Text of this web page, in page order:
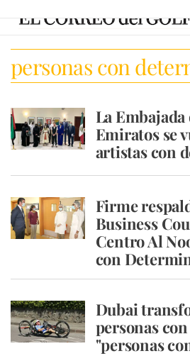
personas con
La
Emiratos se
artistas con
Firme
Business
Centro Al
con
Dubai
personas
"personas